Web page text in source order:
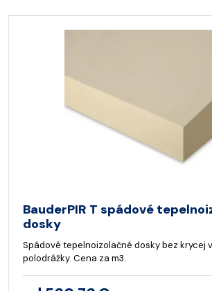
BauderPIR T spádové
dosky
Spádové tepelnoizolačné dosky bez krycej
polodrážky. Cena za m3.